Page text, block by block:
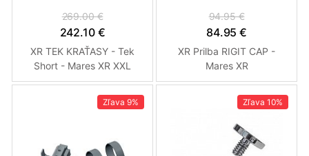
269.00 €
242.10 €
XR TEK KRAŤASY - Tek
Short - Mares XR XXL
94.95 €
84.95 €
XR Prilba RIGIT CAP -
Mares XR
Zľava 9% Zľava 10%